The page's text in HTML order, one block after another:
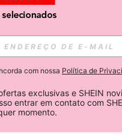
SOBRE SHEIN.
com nossa Política de
exclusivas e SHEIN
entrar em contato com
momento.